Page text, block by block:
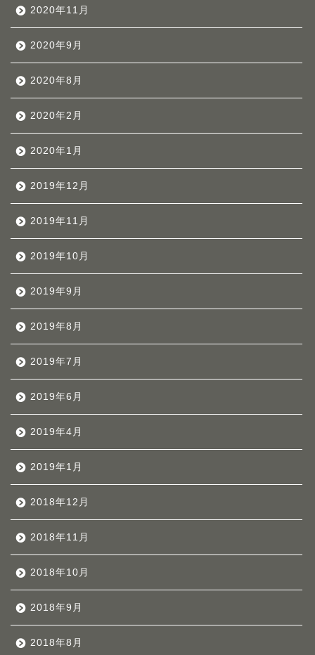
2020年11月
2020年9月
2020年8月
2020年2月
2020年1月
2019年12月
2019年11月
2019年10月
2019年9月
2019年8月
2019年7月
2019年6月
2019年4月
2019年1月
2018年12月
2018年11月
2018年10月
2018年9月
2018年8月